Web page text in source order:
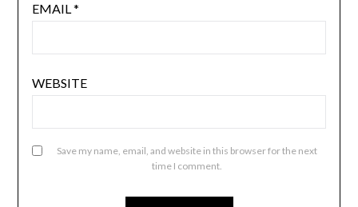
EMAIL*
WEBSITE
Save my name, email, and website in this browser for the next
time I comment.